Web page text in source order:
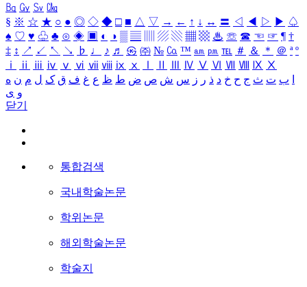
㏃ ㏉ ㏜ ㏆
§ ※ ☆ ★ ○ ● ◎ ◇ ◆ □ ■ △ ▽ → ← ↑ ↓ ↔ 〓 ◁ ◀ ▷ ▶ ♤
♠ ♡ ♥ ♧ ♣ ⊙ ◈ ▣ ◐ ◑ ▒ ▤ ▨ ▧ ▦ ▩ ♨ ☏ ☎ ☜ ☞ ¶ †
‡ ↕ ↗ ↙ ↖ ↘ ♭ ♩ ♪ ♬ ㉿ ㈜ № ㏇ ™ ㏂ ㏘ ℡ ＃ ＆ ＊ ＠ ª º
ⅰ
ⅱ ⅲ ⅳ ⅴ ⅵ ⅶ ⅷ ⅸ ⅹ Ⅳ Ⅴ Ⅵ Ⅶ Ⅷ Ⅸ Ⅹ
ب ت ث ج ح خ د ذ ر ز س ش ص ض ط ظ ع غ ف ق ک ل م ن ه
و ی
닫기
통합검색
국내학술논문
학위논문
해외학술논문
학술지